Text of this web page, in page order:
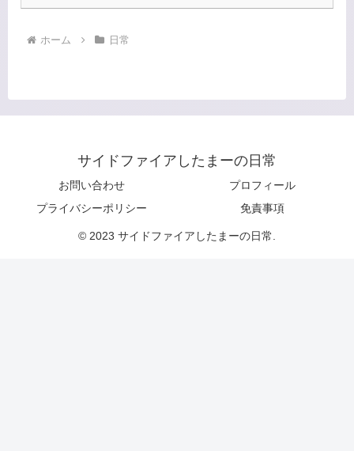
ホーム 日常
サイドファイアしたまーの日常
お問い合わせ
プロフィール
プライバシーポリシー
免責事項
© 2023 サイドファイアしたまーの日常.